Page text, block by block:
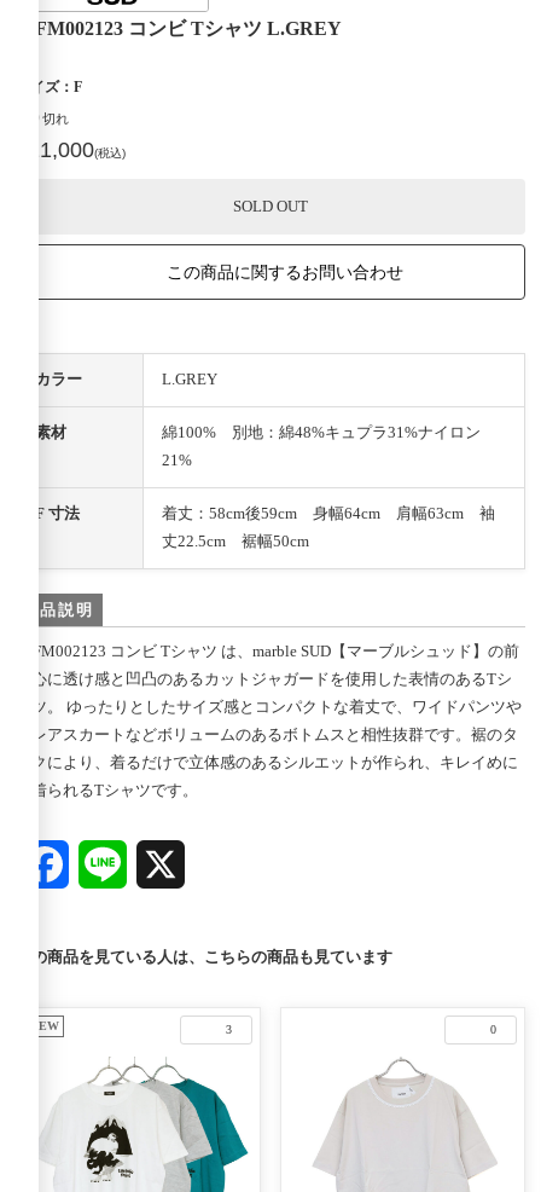
02FM002123 コンビ Tシャツ L.GREY
サイズ：F
売り切れ
¥11,000(税込)
SOLD OUT
この商品に関するお問い合わせ
カラー L.GREY
素材
綿100% 別地：綿48%キュプラ31%ナイロン
21%
F 寸法
着丈：58cm後59cm 身幅64cm 肩幅63cm 袖
丈22.5cm 裾幅50cm
商品説明
02FM002123 コンビ Tシャツ は、marble SUD【マーブルシュッド】の前
中心に透け感と凹凸のあるカットジャガードを使用した表情のあるTシ
ャツ。 ゆったりとしたサイズ感とコンパクトな着丈で、ワイドパンツや
フレアスカートなどボリュームのあるボトムスと相性抜群です。裾のタ
ックにより、着るだけで立体感のあるシルエットが作られ、キレイめに
も着られるTシャツです。
FacebookLine
この商品を見ている人は、こちらの商品も見ています
3
NEW 0